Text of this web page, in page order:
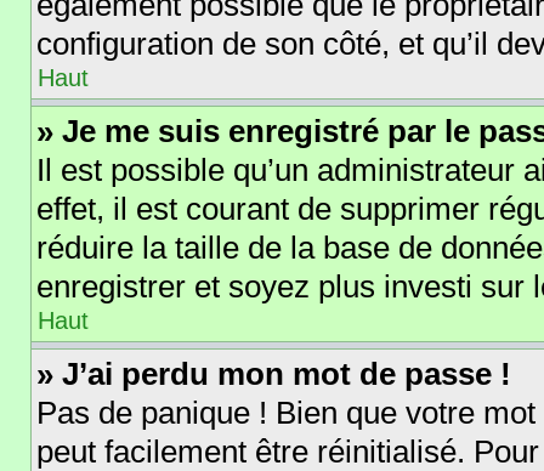
configuration de son côté, et qu’il
Haut
» Je me suis enregistré par le
Il est possible qu’un administrateur
effet, il est courant de supprimer
réduire la taille de la base de
enregistrer et soyez plus investi sur
Haut
» J’ai perdu mon mot de passe !
Pas de panique ! Bien que votre
peut facilement être réinitialisé.